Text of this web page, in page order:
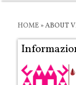
HOME »ABOUT